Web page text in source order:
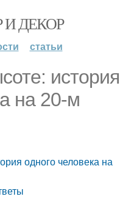
И ДЕКОР
статьи
история
на 20-м
одного человека на